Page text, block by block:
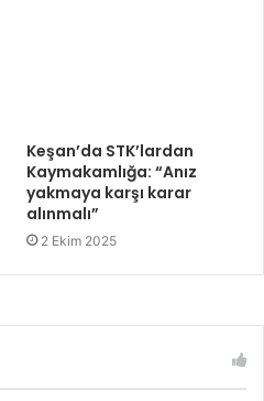
Keşan’da STK’lardan
Kaymakamlığa: “Anız
yakmaya karşı karar
alınmalı”
2 Ekim 2025